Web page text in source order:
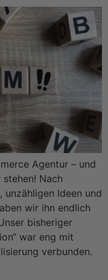
Agentur – und
Nach
unzähligen Ideen und
wir ihn endlich
bisheriger
war eng mit
verbunden.